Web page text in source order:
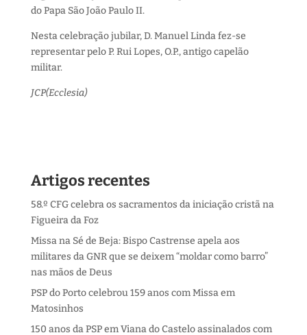
do Papa São João Paulo II.
Nesta celebração jubilar, D. Manuel Linda fez-se
representar pelo P. Rui Lopes, O.P., antigo capelão
militar.
JCP(Ecclesia)
Artigos recentes
58.º CFG celebra os sacramentos da iniciação cristã na
Figueira da Foz
Missa na Sé de Beja: Bispo Castrense apela aos
militares da GNR que se deixem “moldar como barro”
nas mãos de Deus
PSP do Porto celebrou 159 anos com Missa em
Matosinhos
150 anos da PSP em Viana do Castelo assinalados com